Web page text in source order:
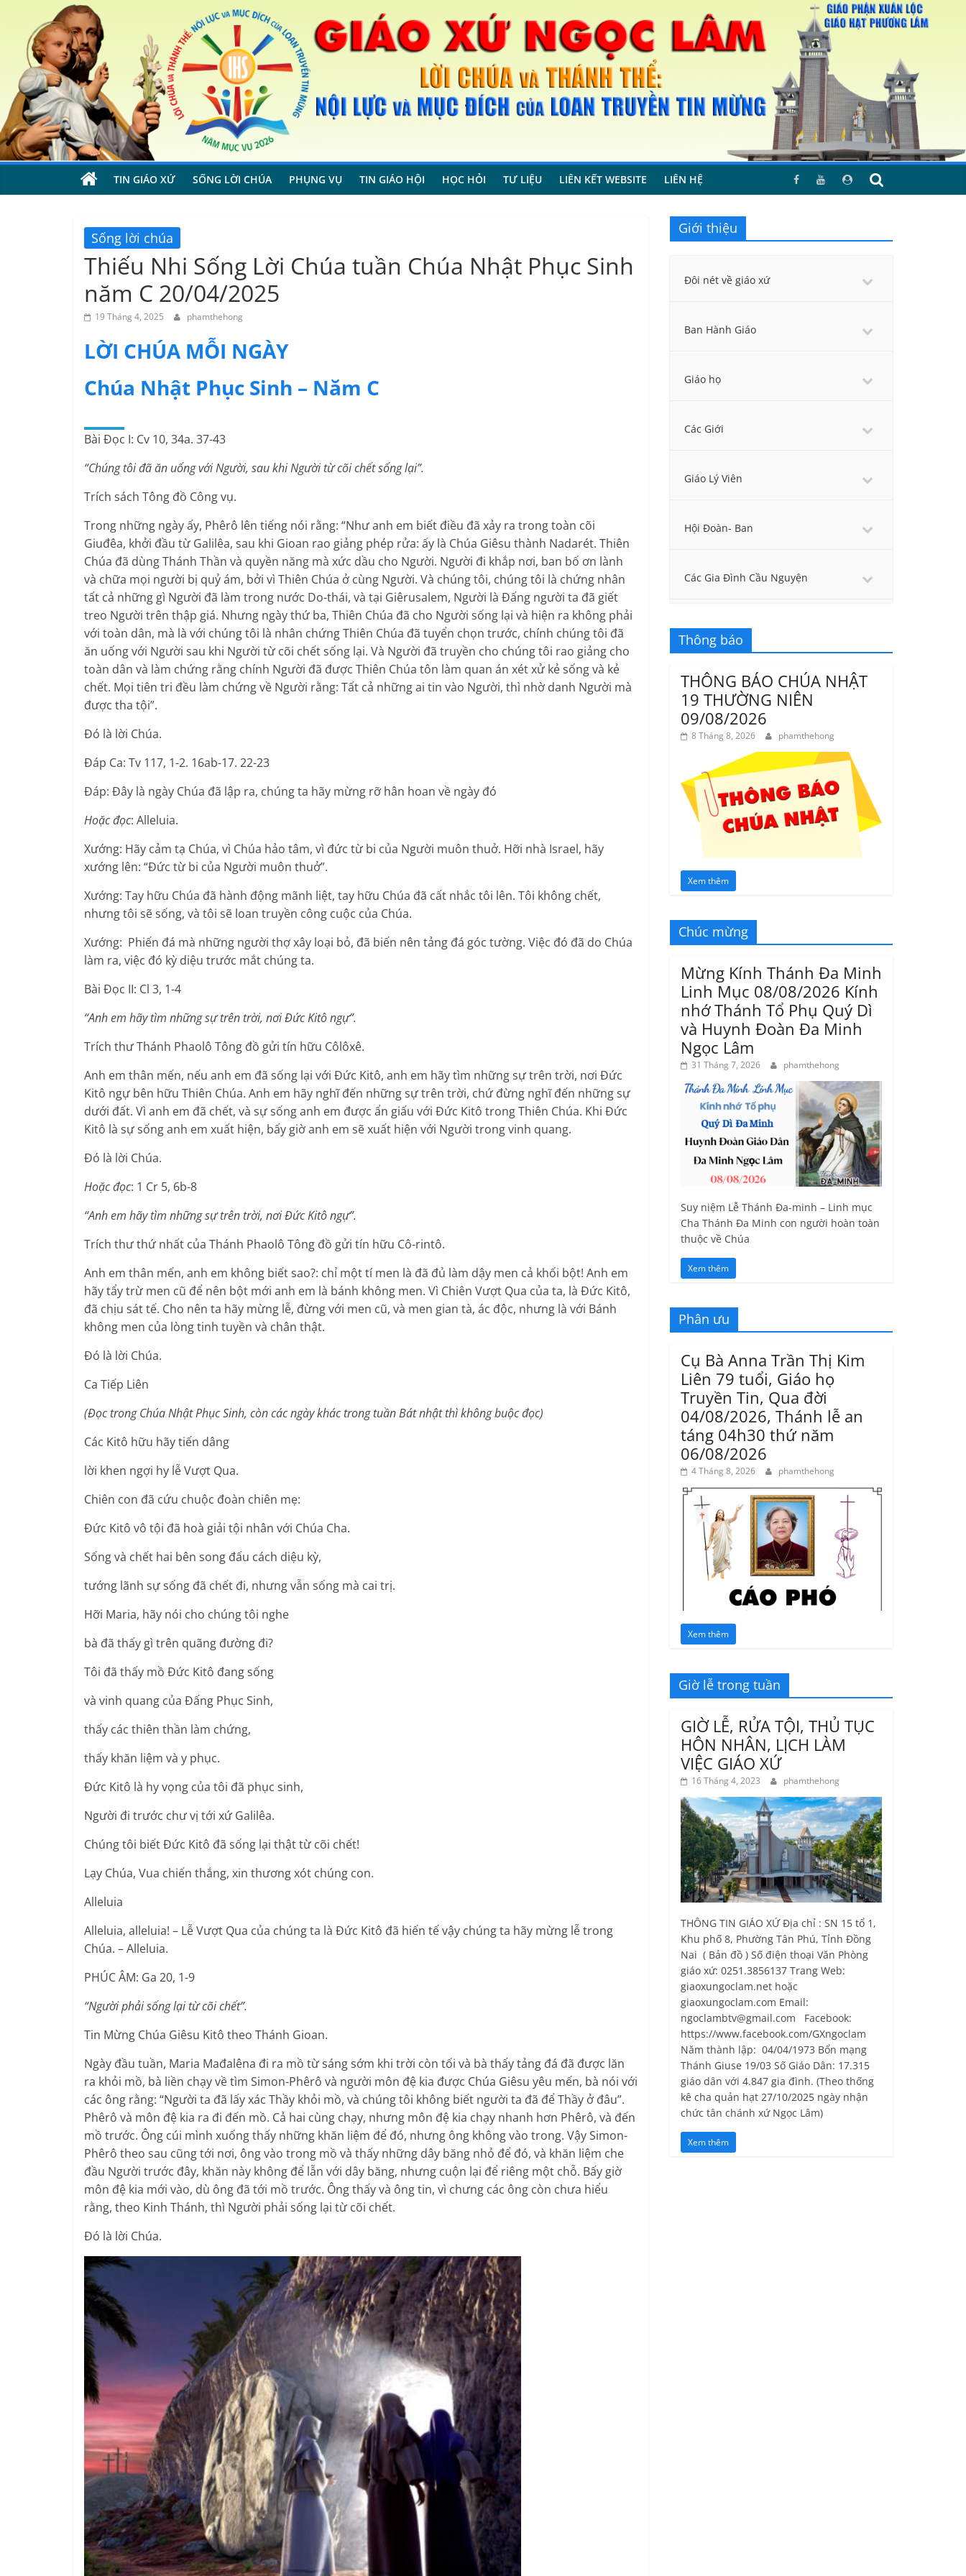
content
TIN GIÁO XỨ SỐNG LỜI CHÚA PHỤNG VỤ TIN GIÁO HỘI HỌC HỎI TƯ LIỆU LIÊN KẾT WEBSITE LIÊN HỆ
Sống lời chúa
Thiếu Nhi Sống Lời Chúa tuần Chúa Nhật Phục Sinh
năm C 20/04/2025
19 Tháng 4, 2025 phamthehong
LỜI CHÚA MỖI NGÀY
Chúa Nhật Phục Sinh – Năm C
Bài Ðọc I: Cv 10, 34a. 37-43
“Chúng tôi đã ăn uống với Người, sau khi Người từ cõi chết sống lại”.
Trích sách Tông đồ Công vụ.
Trong những ngày ấy, Phêrô lên tiếng nói rằng: “Như anh em biết điều đã xảy ra trong toàn cõi
Giuđêa, khởi đầu từ Galilêa, sau khi Gioan rao giảng phép rửa: ấy là Chúa Giêsu thành Nadarét. Thiên
Chúa đã dùng Thánh Thần và quyền năng mà xức dầu cho Người. Người đi khắp nơi, ban bố ơn lành
và chữa mọi người bị quỷ ám, bởi vì Thiên Chúa ở cùng Người. Và chúng tôi, chúng tôi là chứng nhân
tất cả những gì Người đã làm trong nước Do-thái, và tại Giêrusalem, Người là Ðấng người ta đã giết
treo Người trên thập giá. Nhưng ngày thứ ba, Thiên Chúa đã cho Người sống lại và hiện ra không phải
với toàn dân, mà là với chúng tôi là nhân chứng Thiên Chúa đã tuyển chọn trước, chính chúng tôi đã
ăn uống với Người sau khi Người từ cõi chết sống lại. Và Người đã truyền cho chúng tôi rao giảng cho
toàn dân và làm chứng rằng chính Người đã được Thiên Chúa tôn làm quan án xét xử kẻ sống và kẻ
chết. Mọi tiên tri đều làm chứng về Người rằng: Tất cả những ai tin vào Người, thì nhờ danh Người mà
được tha tội”.
Ðó là lời Chúa.
Ðáp Ca: Tv 117, 1-2. 16ab-17. 22-23
Ðáp: Ðây là ngày Chúa đã lập ra, chúng ta hãy mừng rỡ hân hoan về ngày đó
Hoặc đọc: Alleluia.
Xướng: Hãy cảm tạ Chúa, vì Chúa hảo tâm, vì đức từ bi của Người muôn thuở. Hỡi nhà Israel, hãy
xướng lên: “Ðức từ bi của Người muôn thuở”.
Xướng: Tay hữu Chúa đã hành động mãnh liệt, tay hữu Chúa đã cất nhắc tôi lên. Tôi không chết,
nhưng tôi sẽ sống, và tôi sẽ loan truyền công cuộc của Chúa.
Xướng: Phiến đá mà những người thợ xây loại bỏ, đã biến nên tảng đá góc tường. Việc đó đã do Chúa
làm ra, việc đó kỳ diệu trước mắt chúng ta.
Bài Ðọc II: Cl 3, 1-4
“Anh em hãy tìm những sự trên trời, nơi Ðức Kitô ngự”.
Trích thư Thánh Phaolô Tông đồ gửi tín hữu Côlôxê.
Anh em thân mến, nếu anh em đã sống lại với Ðức Kitô, anh em hãy tìm những sự trên trời, nơi Ðức
Kitô ngự bên hữu Thiên Chúa. Anh em hãy nghĩ đến những sự trên trời, chứ đừng nghĩ đến những sự
dưới đất. Vì anh em đã chết, và sự sống anh em được ẩn giấu với Ðức Kitô trong Thiên Chúa. Khi Ðức
Kitô là sự sống anh em xuất hiện, bấy giờ anh em sẽ xuất hiện với Người trong vinh quang.
Ðó là lời Chúa.
Hoặc đọc: 1 Cr 5, 6b-8
“Anh em hãy tìm những sự trên trời, nơi Ðức Kitô ngự”.
Trích thư thứ nhất của Thánh Phaolô Tông đồ gửi tín hữu Cô-rintô.
Anh em thân mến, anh em không biết sao?: chỉ một tí men là đã đủ làm dậy men cả khối bột! Anh em
hãy tẩy trừ men cũ để nên bột mới anh em là bánh không men. Vì Chiên Vượt Qua của ta, là Ðức Kitô,
đã chịu sát tế. Cho nên ta hãy mừng lễ, đừng với men cũ, và men gian tà, ác độc, nhưng là với Bánh
không men của lòng tinh tuyền và chân thật.
Ðó là lời Chúa.
Ca Tiếp Liên
(Ðọc trong Chúa Nhật Phục Sinh, còn các ngày khác trong tuần Bát nhật thì không buộc đọc)
Các Kitô hữu hãy tiến dâng
lời khen ngợi hy lễ Vượt Qua.
Chiên con đã cứu chuộc đoàn chiên mẹ:
Ðức Kitô vô tội đã hoà giải tội nhân với Chúa Cha.
Sống và chết hai bên song đấu cách diệu kỳ,
tướng lãnh sự sống đã chết đi, nhưng vẫn sống mà cai trị.
Hỡi Maria, hãy nói cho chúng tôi nghe
bà đã thấy gì trên quãng đường đi?
Tôi đã thấy mồ Ðức Kitô đang sống
và vinh quang của Ðấng Phục Sinh,
thấy các thiên thần làm chứng,
thấy khăn liệm và y phục.
Ðức Kitô là hy vọng của tôi đã phục sinh,
Người đi trước chư vị tới xứ Galilêa.
Chúng tôi biết Ðức Kitô đã sống lại thật từ cõi chết!
Lạy Chúa, Vua chiến thắng, xin thương xót chúng con.
Alleluia
Alleluia, alleluia! – Lễ Vượt Qua của chúng ta là Ðức Kitô đã hiến tế vậy chúng ta hãy mừng lễ trong
Chúa. – Alleluia.
PHÚC ÂM: Ga 20, 1-9
“Người phải sống lại từ cõi chết”.
Tin Mừng Chúa Giêsu Kitô theo Thánh Gioan.
Ngày đầu tuần, Maria Mađalêna đi ra mồ từ sáng sớm khi trời còn tối và bà thấy tảng đá đã được lăn
ra khỏi mồ, bà liền chạy về tìm Simon-Phêrô và người môn đệ kia được Chúa Giêsu yêu mến, bà nói với
các ông rằng: “Người ta đã lấy xác Thầy khỏi mồ, và chúng tôi không biết người ta đã để Thầy ở đâu”.
Phêrô và môn đệ kia ra đi đến mồ. Cả hai cùng chạy, nhưng môn đệ kia chạy nhanh hơn Phêrô, và đến
mồ trước. Ông cúi mình xuống thấy những khăn liệm để đó, nhưng ông không vào trong. Vậy Simon-
Phêrô theo sau cũng tới nơi, ông vào trong mồ và thấy những dây băng nhỏ để đó, và khăn liệm che
đầu Người trước đây, khăn này không để lẫn với dây băng, nhưng cuộn lại để riêng một chỗ. Bấy giờ
môn đệ kia mới vào, dù ông đã tới mồ trước. Ông thấy và ông tin, vì chưng các ông còn chưa hiểu
rằng, theo Kinh Thánh, thì Người phải sống lại từ cõi chết.
Ðó là lời Chúa.
Giới thiệu
Đôi nét về giáo xứ
Ban Hành Giáo
Giáo họ
Các Giới
Giáo Lý Viên
Hội Đoàn- Ban
Các Gia Đình Cầu Nguyện
Thông báo
THÔNG BÁO CHÚA NHẬT
19 THƯỜNG NIÊN
09/08/2026
8 Tháng 8, 2026 phamthehong
Xem thêm
Chúc mừng
Mừng Kính Thánh Đa Minh
Linh Mục 08/08/2026 Kính
nhớ Thánh Tổ Phụ Quý Dì
và Huynh Đoàn Đa Minh
Ngọc Lâm
31 Tháng 7, 2026 phamthehong
Suy niệm Lễ Thánh Đa-minh – Linh mục
Cha Thánh Đa Minh con người hoàn toàn
thuộc về Chúa
Xem thêm
Phân ưu
Cụ Bà Anna Trần Thị Kim
Liên 79 tuổi, Giáo họ
Truyền Tin, Qua đời
04/08/2026, Thánh lễ an
táng 04h30 thứ năm
06/08/2026
4 Tháng 8, 2026 phamthehong
Xem thêm
Giờ lễ trong tuần
GIỜ LỄ, RỬA TỘI, THỦ TỤC
HÔN NHÂN, LỊCH LÀM
VIỆC GIÁO XỨ
16 Tháng 4, 2023 phamthehong
THÔNG TIN GIÁO XỨ Địa chỉ : SN 15 tổ 1,
Khu phố 8, Phường Tân Phú, Tỉnh Ðồng
Nai ( Bản đồ ) Số điện thoại Văn Phòng
giáo xứ: 0251.3856137 Trang Web:
giaoxungoclam.net hoặc
giaoxungoclam.com Email:
ngoclambtv@gmail.com Facebook:
https://www.facebook.com/GXngoclam
Năm thành lập: 04/04/1973 Bổn mạng
Thánh Giuse 19/03 Số Giáo Dân: 17.315
giáo dân với 4.847 gia đình. (Theo thống
kê cha quản hạt 27/10/2025 ngày nhận
chức tân chánh xứ Ngọc Lâm)
Xem thêm